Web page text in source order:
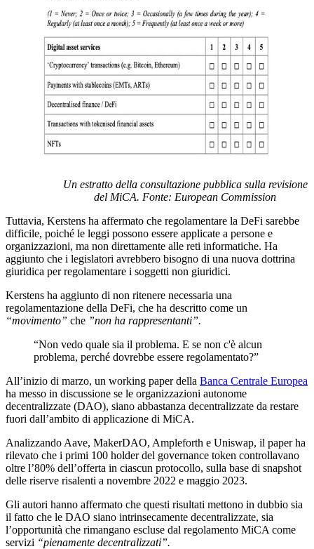
Un estratto della consultazione pubblica sulla revisione
del MiCA. Fonte: European Commission
Tuttavia, Kerstens ha affermato che regolamentare la DeFi sarebbe
difficile, poiché le leggi possono essere applicate a persone e
organizzazioni, ma non direttamente alle reti informatiche. Ha
aggiunto che i legislatori avrebbero bisogno di una nuova dottrina
giuridica per regolamentare i soggetti non giuridici.
Kerstens ha aggiunto di non ritenere necessaria una
regolamentazione della DeFi, che ha descritto come un
“movimento” che ”non ha rappresentanti”.
“Non vedo quale sia il problema. E se non c'è alcun
problema, perché dovrebbe essere regolamentato?”
All’inizio di marzo, un working paper della Banca Centrale Europea
ha messo in discussione se le organizzazioni autonome
decentralizzate (DAO), siano abbastanza decentralizzate da restare
fuori dall’ambito di applicazione di MiCA.
Analizzando Aave, MakerDAO, Ampleforth e Uniswap, il paper ha
rilevato che i primi 100 holder del governance token controllavano
oltre l’80% dell’offerta in ciascun protocollo, sulla base di snapshot
delle riserve risalenti a novembre 2022 e maggio 2023.
Gli autori hanno affermato che questi risultati mettono in dubbio sia
il fatto che le DAO siano intrinsecamente decentralizzate, sia
l’opportunità che rimangano escluse dal regolamento MiCA come
servizi “pienamente decentralizzati”.